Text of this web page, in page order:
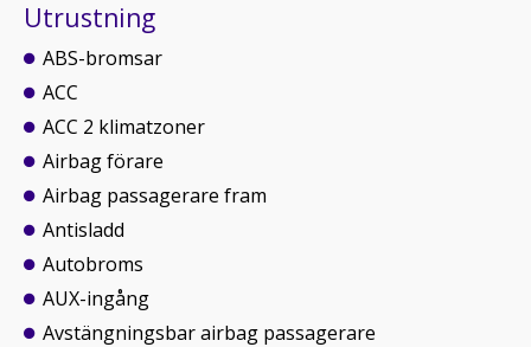
Utrustning
ABS-bromsar
ACC
ACC 2 klimatzoner
Airbag förare
Airbag passagerare fram
Antisladd
Autobroms
AUX-ingång
Avstängningsbar airbag passagerare